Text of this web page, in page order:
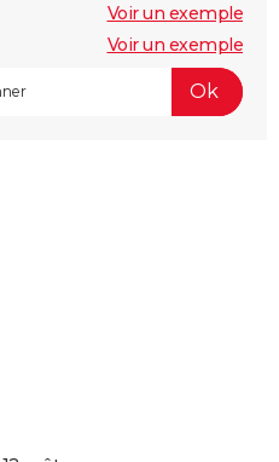
Voir un exemple
Voir un exemple